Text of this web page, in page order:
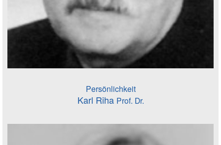
Persönlichkeit
Karl Riha Prof. Dr.